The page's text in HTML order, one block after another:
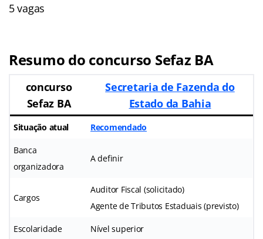
5 vagas
Resumo do concurso Sefaz BA
concurso
Sefaz BA
Secretaria de Fazenda do
Estado da Bahia
Situação atual Recomendado
Banca
organizadora
A definir
Cargos
Auditor Fiscal (solicitado)
Agente de Tributos Estaduais (previsto)
Escolaridade Nível superior